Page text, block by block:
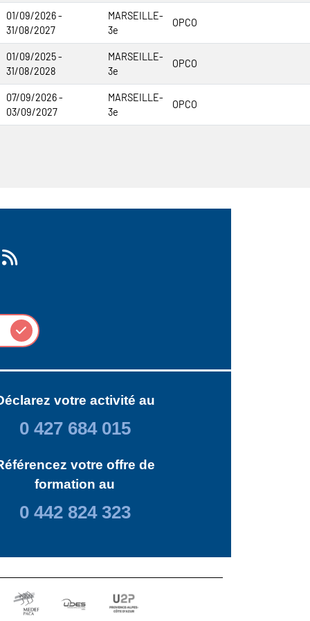
01/09/2026 -
31/08/2027
MARSEILLE-
3e
OPCO
01/09/2025 -
31/08/2028
MARSEILLE-
3e
OPCO
07/09/2026 -
03/09/2027
MARSEILLE-
3e
OPCO
votre activité au
0 427 684 015
votre offre de
formation au
0 442 824 323